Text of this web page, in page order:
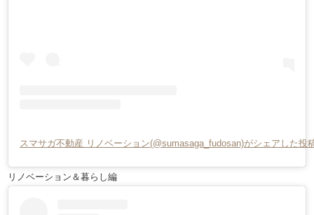
スマサガ不動産 リノベーション(@sumasaga_fudosan)がシェアした投
リノベーション＆暮らし編